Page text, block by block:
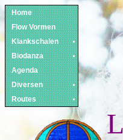
Home
Flow Vormen
Klankschalen
Biodanza
Agenda
Diversen
Routes